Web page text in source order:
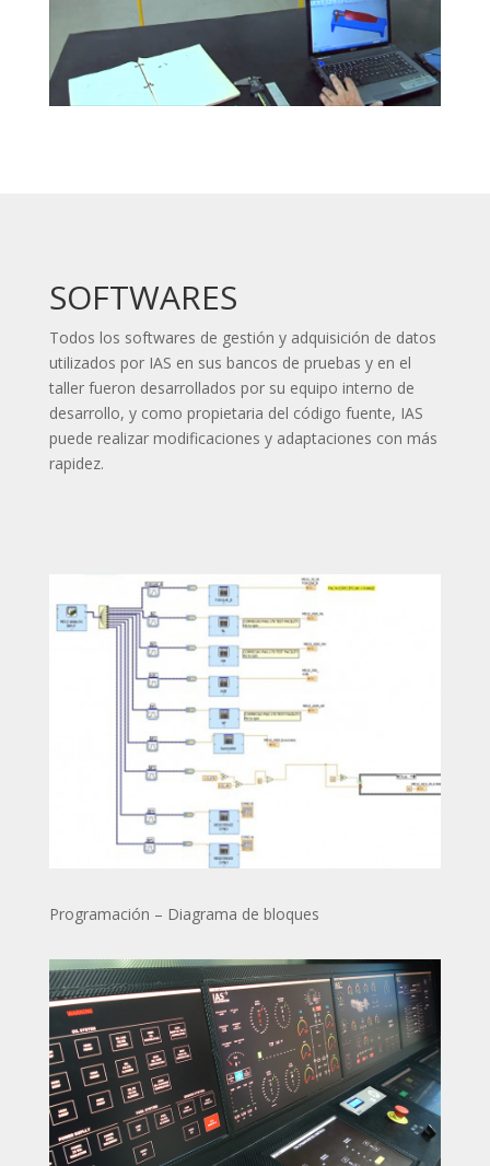
SOFTWARES
Todos los softwares de gestión y adquisición de datos
utilizados por IAS en sus bancos de pruebas y en el
taller fueron desarrollados por su equipo interno de
desarrollo, y como propietaria del código fuente, IAS
puede realizar modificaciones y adaptaciones con más
rapidez.
Programación – Diagrama de bloques